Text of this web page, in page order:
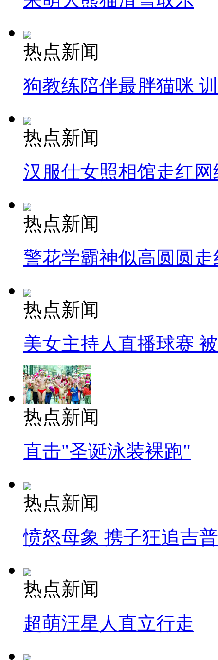
热点新闻
狗教练陪伴最胖猫咪
热点新闻
汉服仕女照相馆走红网
热点新闻
警花学霸神似高圆圆走
热点新闻
美女主持人直播球赛
热点新闻
直击"圣诞泳装裸跑"
热点新闻
愤怒母象 携子狂追吉
热点新闻
超萌汪星人直立行走